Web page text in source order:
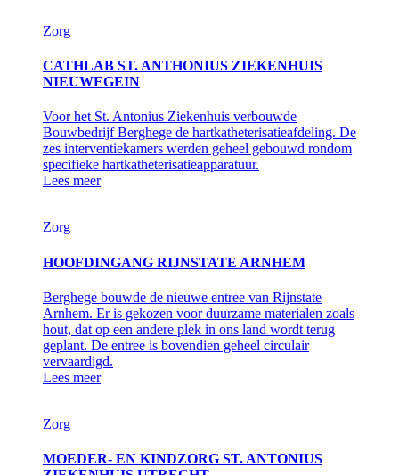
Zorg
CATHLAB ST. ANTHONIUS ZIEKENHUIS
NIEUWEGEIN
Voor het St. Antonius Ziekenhuis verbouwde
Bouwbedrijf Berghege de hartkatheterisatieafdeling. De
zes interventiekamers werden geheel gebouwd rondom
specifieke hartkatheterisatieapparatuur.
Lees meer
Zorg
HOOFDINGANG RIJNSTATE ARNHEM
Berghege bouwde de nieuwe entree van Rijnstate
Arnhem. Er is gekozen voor duurzame materialen zoals
hout, dat op een andere plek in ons land wordt terug
geplant. De entree is bovendien geheel circulair
vervaardigd.
Lees meer
Zorg
MOEDER- EN KINDZORG ST. ANTONIUS